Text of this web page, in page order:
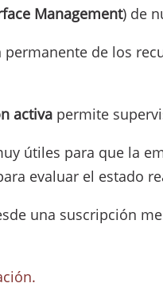
Management) de
permanente de los
activa permite
útiles para que la
evaluar el estado
una suscripción